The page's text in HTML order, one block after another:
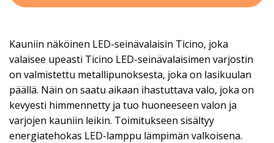
Kauniin näköinen LED-seinävalaisin Ticino, joka
valaisee upeasti Ticino LED-seinävalaisimen varjostin
on valmistettu metallipunoksesta, joka on lasikuulan
päällä. Näin on saatu aikaan ihastuttava valo, joka on
kevyesti himmennetty ja tuo huoneeseen valon ja
varjojen kauniin leikin. Toimitukseen sisältyy
energiatehokas LED-lamppu lämpimän valkoisena.